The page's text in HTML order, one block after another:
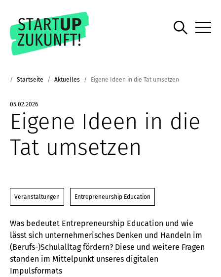
Startseite Aktuelles Eigene Ideen in die Tat umsetzen
05.02.2026
Eigene Ideen in die
Tat umsetzen
Veranstaltungen Entrepreneurship Education
Was bedeutet Entrepreneurship Education und wie
lässt sich unternehmerisches Denken und Handeln im
(Berufs-)Schulalltag fördern? Diese und weitere Fragen
standen im Mittelpunkt unseres digitalen
Impulsformats